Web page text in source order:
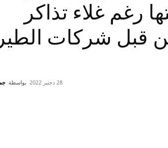
رغم غلاء تذاكر
قبل شركات
بواسطة 28 دجنبر 2022